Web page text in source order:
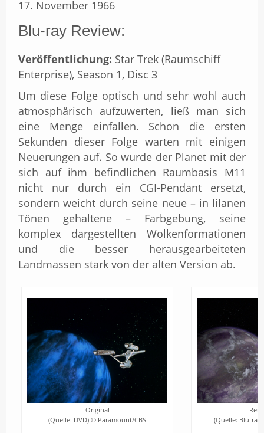
17. November 1966
Blu-ray Review:
Veröffentlichung: Star Trek (Raumschiff
Enterprise), Season 1, Disc 3
Um diese Folge optisch und sehr wohl auch
atmosphärisch aufzuwerten, ließ man sich
eine Menge einfallen. Schon die ersten
Sekunden dieser Folge warten mit einigen
Neuerungen auf. So wurde der Planet mit der
sich auf ihm befindlichen Raumbasis M11
nicht nur durch ein CGI-Pendant ersetzt,
sondern weicht durch seine neue – in lilanen
Tönen gehaltene – Farbgebung, seine
komplex dargestellten Wolkenformationen
und die besser herausgearbeiteten
Landmassen stark von der alten Version ab.
Original
(Quelle: DVD) © Paramount/CBS
(Quelle: Blu-